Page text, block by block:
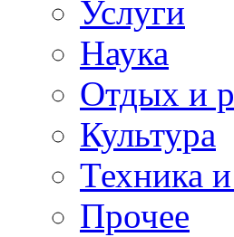
Услуги
Наука
Отдых и
Культура
Техника
Прочее